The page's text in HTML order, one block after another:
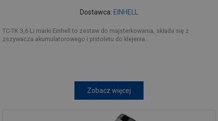
Dostawca: EINHELL
TC-TK 3,6 Li marki Einhell to zestaw do majsterkowania, składa się z
zszywacza akumulatorowego i pistoletu do klejenia...
Zobacz więcej